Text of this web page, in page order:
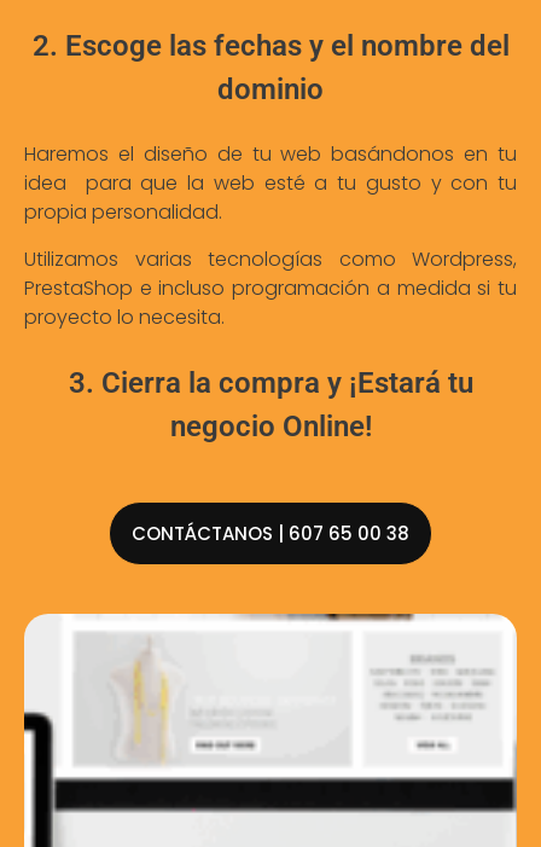
2. Escoge las fechas y el nombre del
dominio
Haremos el diseño de tu web basándonos en tu
idea para que la web esté a tu gusto y con tu
propia personalidad.
Utilizamos varias tecnologías como Wordpress,
PrestaShop e incluso programación a medida si tu
proyecto lo necesita.
3. Cierra la compra y ¡Estará tu
negocio Online!
CONTÁCTANOS | 607 65 00 38